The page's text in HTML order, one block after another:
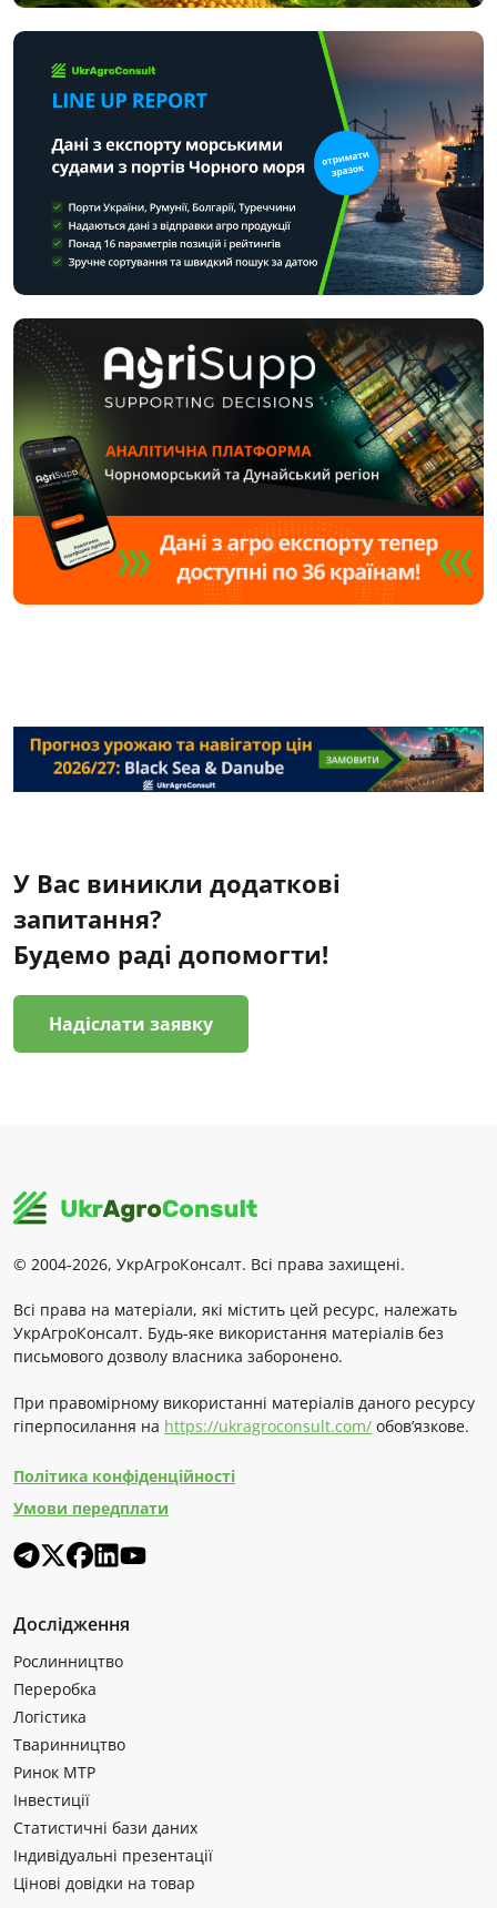
У Вас виникли додаткові
запитання?
Будемо раді допомогти!
Надіслати заявку
© 2004-2026, УкрАгроКонсалт. Всі права захищені.
Всі права на матеріали, які містить цей ресурс, належать
УкрАгроКонсалт. Будь-яке використання матеріалів без
письмового дозволу власника заборонено.
При правомірному використанні матеріалів даного ресурсу
гіперпосилання на https://ukragroconsult.com/ обов’язкове.
Політика конфіденційності
Умови передплати
Дослідження
Рослинництво
Переробка
Логістика
Тваринництво
Ринок МТР
Інвестиції
Статистичні бази даних
Індивідуальні презентації
Цінові довідки на товар